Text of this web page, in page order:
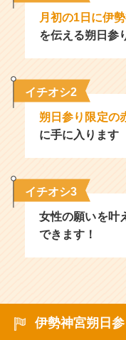
月初の1日に伊
を伝える朔日参
イチオシ2
朔日参り限定の
に手に入ります
イチオシ3
女性の願いを叶
できます！
伊勢神宮朔日